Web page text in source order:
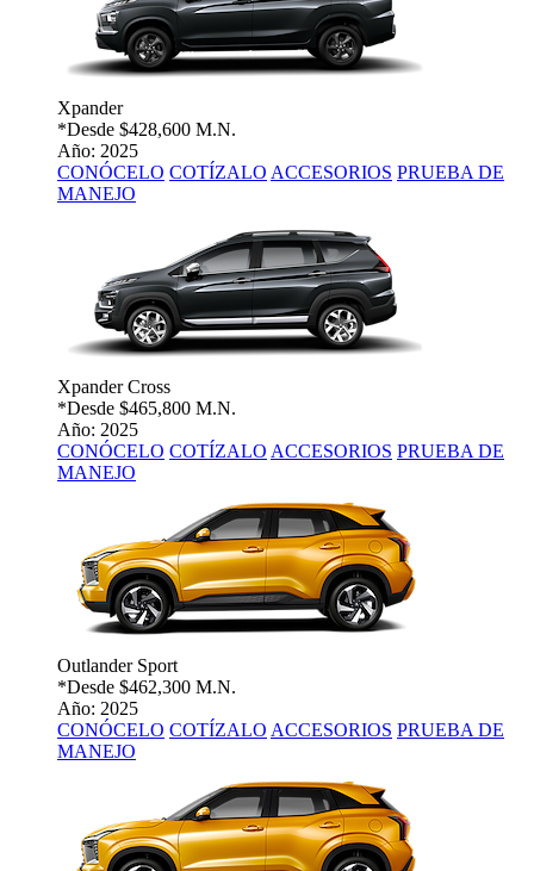
Xpander
*Desde $428,600 M.N.
Año: 2025
CONÓCELO COTÍZALO ACCESORIOS PRUEBA DE
MANEJO
Xpander Cross
*Desde $465,800 M.N.
Año: 2025
CONÓCELO COTÍZALO ACCESORIOS PRUEBA DE
MANEJO
Outlander Sport
*Desde $462,300 M.N.
Año: 2025
CONÓCELO COTÍZALO ACCESORIOS PRUEBA DE
MANEJO